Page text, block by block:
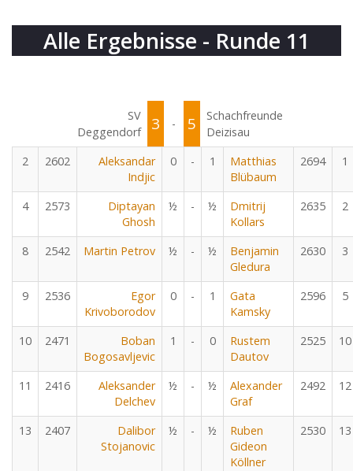
Alle Ergebnisse - Runde 11
SV
Deggendorf
3 - 5
Schachfreunde
Deizisau
2
2602
Aleksandar
Indjic
0 - 1
Matthias
Blübaum
2694 1
4 2573
Diptayan
Ghosh
½ - ½
Dmitrij
Kollars
2635 2
8 2542 Martin Petrov ½ - ½
Benjamin
Gledura
2630 3
9 2536
Egor
Krivoborodov
0 - 1
Gata
Kamsky
2596 5
10 2471
Boban
Bogosavljevic
1 - 0
Rustem
Dautov
2525 10
11 2416
Aleksander
Delchev
½ - ½
Alexander
Graf
2492 12
13 2407
Dalibor
Stojanovic
½ - ½
Ruben
Gideon
Köllner
2530 13